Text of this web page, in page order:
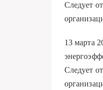
Следует
13 марта
Следует